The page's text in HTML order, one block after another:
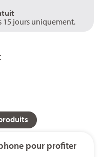
15 jours uniquement.
pour profiter